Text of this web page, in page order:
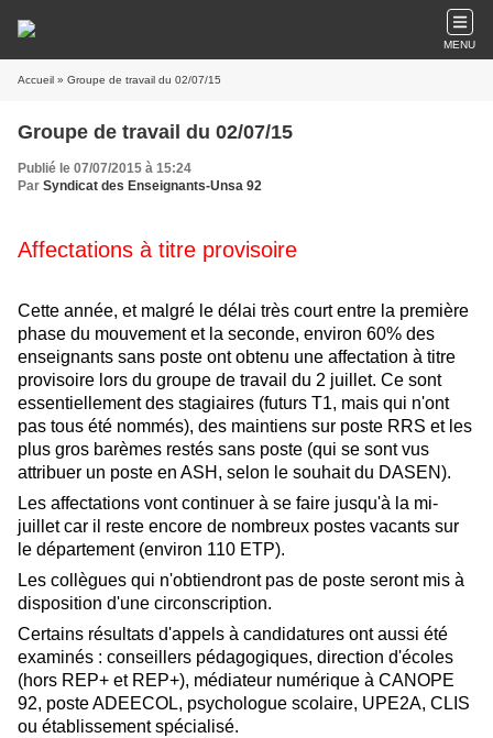
MENU
Accueil » Groupe de travail du 02/07/15
Groupe de travail du 02/07/15
Publié le 07/07/2015 à 15:24
Par Syndicat des Enseignants-Unsa 92
Affectations à titre provisoire
Cette année, et malgré le délai très court entre la première
phase du mouvement et la seconde, environ 60% des
enseignants sans poste ont obtenu une affectation à titre
provisoire lors du groupe de travail du 2 juillet. Ce sont
essentiellement des stagiaires (futurs T1, mais qui n'ont
pas tous été nommés), des maintiens sur poste RRS et les
plus gros barèmes restés sans poste (qui se sont vus
attribuer un poste en ASH, selon le souhait du DASEN).
Les affectations vont continuer à se faire jusqu'à la mi-
juillet car il reste encore de nombreux postes vacants sur
le département (environ 110 ETP).
Les collègues qui n'obtiendront pas de poste seront mis à
disposition d'une circonscription.
Certains résultats d'appels à candidatures ont aussi été
examinés : conseillers pédagogiques, direction d'écoles
(hors REP+ et REP+), médiateur numérique à CANOPE
92, poste ADEECOL, psychologue scolaire, UPE2A, CLIS
ou établissement spécialisé.